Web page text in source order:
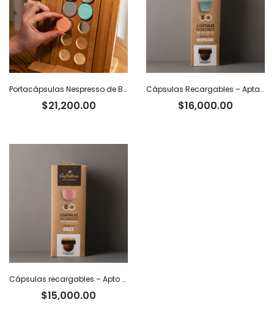
Portacápsulas Nespresso de Bambú
$21,200.00
Cápsulas Recargables – Aptas Nespresso x 4
$16,000.00
Cápsulas recargables – Apto Dolce Gusto x 4
$15,000.00